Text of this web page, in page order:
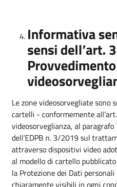
Informativa
sensi dell’art.
Provvedimento
Le zone videosorvegliate sono
cartelli - conformemente
videosorveglianza, al
dell’EDPB n. 3/2019 sul
attraverso dispositivi video
al modello di cartello
la Protezione dei Dati
chiaramente visibili in ogni